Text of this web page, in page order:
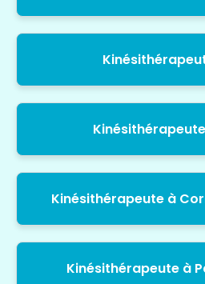
Kinésithérapeute à
Kinésithérapeute à